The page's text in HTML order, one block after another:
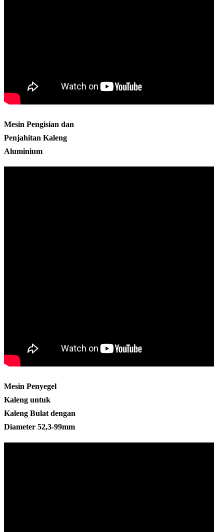
Mesin Pengisian dan
Penjahitan Kaleng
Aluminium
Mesin Penyegel
Kaleng untuk
Kaleng Bulat dengan
Diameter 52,3-99mm